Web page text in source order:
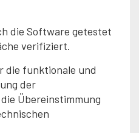
die Software getestet
verifiziert.
die funktionale und
der
Übereinstimmung